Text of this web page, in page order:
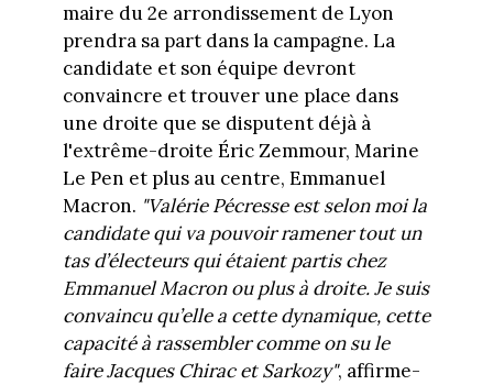
maire du 2e arrondissement de Lyon
prendra sa part dans la campagne. La
candidate et son équipe devront
convaincre et trouver une place dans
une droite que se disputent déjà à
l'extrême-droite Éric Zemmour, Marine
Le Pen et plus au centre, Emmanuel
Macron. "Valérie Pécresse estselon moi la
candidate qui va pouvoir ramener tout un
tas d’électeurs qui étaient partis chez
Emmanuel Macron ou plus à droite. Je suis
convaincu qu’elle a cette dynamique, cette
capacité à rassembler comme on su le
faire Jacques Chirac et Sarkozy", affirme-